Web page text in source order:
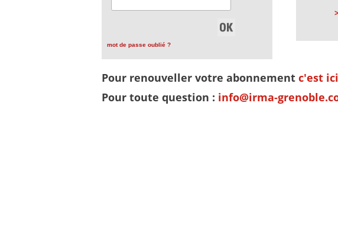
mot de passe oublié ?
Pour renouveller votre abonnement c'est ici
Pour toute question : info@irma-